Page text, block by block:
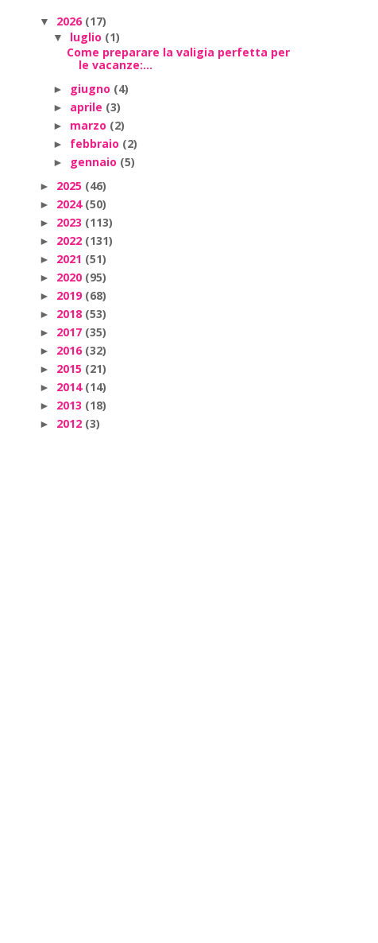
▼ 2026 (17)
▼ luglio (1)
Come preparare la valigia perfetta per
le vacanze:...
► giugno (4)
► aprile (3)
► marzo (2)
► febbraio (2)
► gennaio (5)
► 2025 (46)
► 2024 (50)
► 2023 (113)
► 2022 (131)
► 2021 (51)
► 2020 (95)
► 2019 (68)
► 2018 (53)
► 2017 (35)
► 2016 (32)
► 2015 (21)
► 2014 (14)
► 2013 (18)
► 2012 (3)